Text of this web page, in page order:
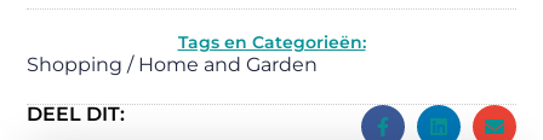
Tags en Categorieën:
Shopping / Home and Garden
DEEL DIT: